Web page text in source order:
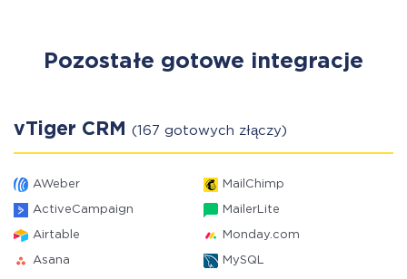
Pozostałe gotowe integracje
vTiger CRM (167 gotowych złączy)
AWeber MailChimp
ActiveCampaign MailerLite
Airtable Monday.com
Asana MySQL